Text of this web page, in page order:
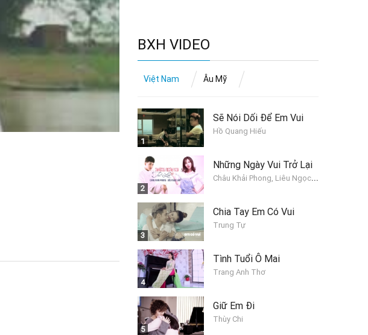
BXH VIDEO
Việt Nam Âu Mỹ
1
Sẽ Nói Dối Để Em Vui
Hồ Quang Hiếu
2
Những Ngày Vui Trở Lại
C
hâu Khải Phong, Liêu Ngọc Lan
3
Chia Tay Em Có Vui
Trung Tự
4
Tình Tuổi Ô Mai
Trang Anh Thơ
5
Giữ Em Đi
Thùy Chi